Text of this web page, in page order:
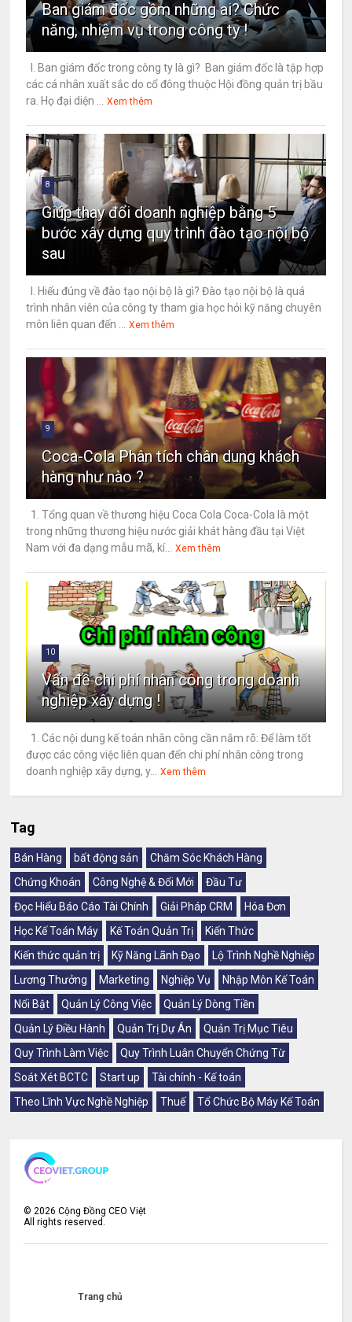
Ban giám đốc gồm những ai? Chức
năng, nhiệm vụ trong công ty !
I. Ban giám đốc trong công ty là gì? Ban giám đốc là tập hợp
các cá nhân xuất sắc do cổ đông thuộc Hội đồng quản trị bầu
ra. Họ đại diện ...
Xem thêm
8
Giúp thay đổi doanh nghiệp bằng 5
bước xây dựng quy trình đào tạo nội bộ
sau
I. Hiểu đúng về đào tạo nội bộ là gì? Đào tạo nội bộ là quá
trình nhân viên của công ty tham gia học hỏi kỹ năng chuyên
môn liên quan đến ...
Xem thêm
9
Coca-Cola Phân tích chân dung khách
hàng như nào ?
1. Tổng quan về thương hiệu Coca Cola Coca-Cola là một
trong những thương hiệu nước giải khát hàng đầu tại Việt
Nam với đa dạng mẫu mã, kí...
Xem thêm
10
Vấn đề chi phí nhân công trong doanh
nghiệp xây dựng !
1. Các nội dung kế toán nhân công cần nắm rõ: Để làm tốt
được các công việc liên quan đến chi phí nhân công trong
doanh nghiệp xây dựng, y...
Xem thêm
Tag
Bán Hàng bất động sản
Chăm Sóc Khách Hàng
Chứng Khoán
Công Nghệ & Đổi Mới
Đầu Tư
Đọc Hiểu Báo Cáo Tài Chính
Giải Pháp CRM
Hóa Đơn
Học Kế Toán Máy
Kế Toán Quản Trị
Kiến Thức
Kiến thức quản trị
Kỹ Năng Lãnh Đạo
Lộ Trình Nghề Nghiệp
Lương Thưởng
Marketing Nghiệp Vụ
Nhập Môn Kế Toán
Nổi Bật
Quản Lý Công Việc
Quản Lý Dòng Tiền
Quản Lý Điều Hành
Quản Trị Dự Án
Quản Trị Mục Tiêu
Quy Trình Làm Việc
Quy Trình Luân Chuyển Chứng Từ
Soát Xét BCTC
Start up
Tài chính - Kế toán
Theo Lĩnh Vực Nghề Nghiệp
Thuế Tổ Chức Bộ Máy Kế Toán
©2026 Cộng Đồng CEO Việt
All rights reserved.
Trang chủ